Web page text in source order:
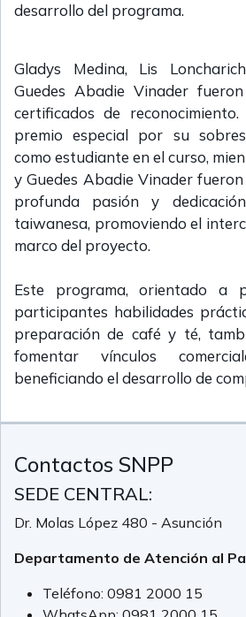
desarrollo del programa.
Gladys Medina, Lis
Guedes Abadie Vinader
certificados de
premio especial por su
como estudiante en el curso,
y Guedes Abadie Vinader
profunda pasión y
taiwanesa, promoviendo el
marco del proyecto.
Este programa, orientado a
participantes habilidades
preparación de café y té,
fomentar vínculos
beneficiando el desarrollo de
Contactos SNPP
SEDE CENTRAL:
Dr. Molas López 480 - Asunción
Departamento de Atención al
Teléfono: 0981 2000 15